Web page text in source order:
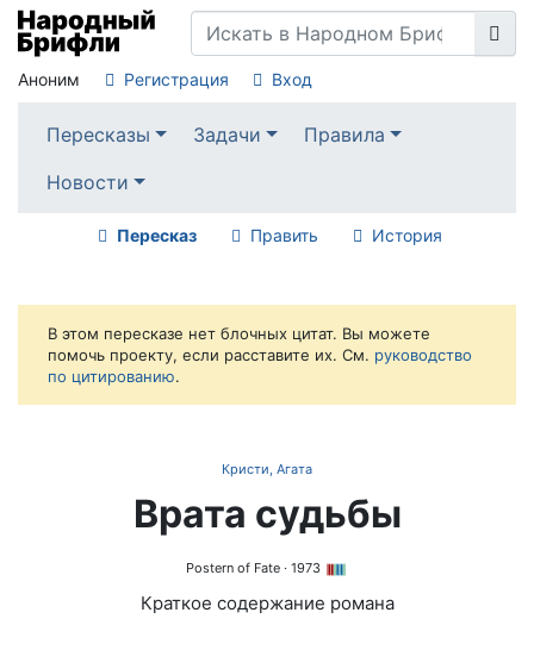
Аноним Регистрация Вход
Пересказы Задачи
Правила
Новости
Пересказ Править История
В этом пересказе нет блочных цитат. Вы можете
помочь проекту, если расставите их. См. руководство
по цитированию.
Кристи, Агата
Врата судьбы
Postern of Fate · 1973
Краткое содержание романа